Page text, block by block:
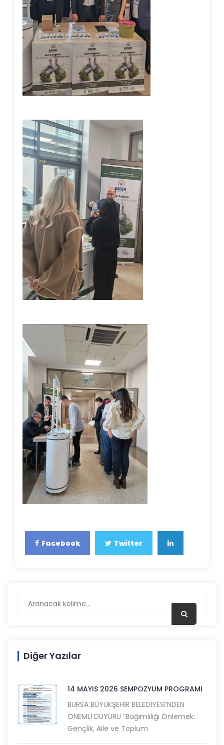
Facebook Twitter
Diğer Yazılar
14 MAYIS 2026 SEMPOZYUM PROGRAMI
BURSA BÜYÜKŞEHİR BELEDİYESİ’NDEN
ÖNEMLİ DUYURU “Bağımlılığı Önlemek:
Gençlik, Aile ve Toplum